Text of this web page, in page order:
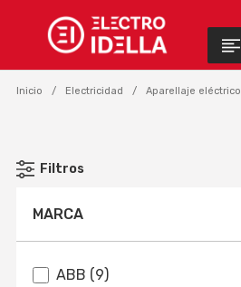
Inicio Electricidad Aparellaje eléctrico
Filtros
MARCA
ABB (9)